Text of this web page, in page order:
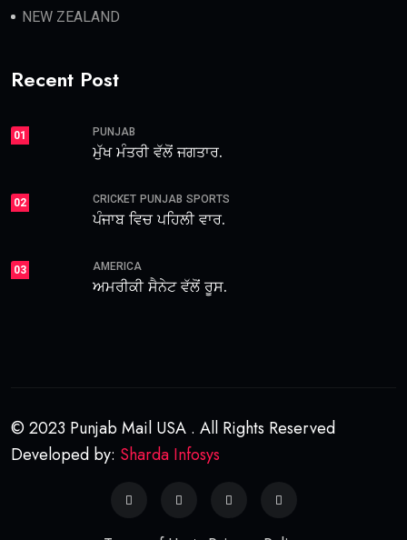
NEW ZEALAND
Recent Post
01 PUNJAB
ਮੁੱਖ ਮੰਤਰੀ ਵੱਲੋਂ ਜਗਤਾਰ.
02 CRICKET PUNJAB SPORTS
ਪੰਜਾਬ ਵਿਚ ਪਹਿਲੀ ਵਾਰ.
03 AMERICA
ਅਮਰੀਕੀ ਸੈਨੇਟ ਵੱਲੋਂ ਰੂਸ.
© 2023 Punjab Mail USA . All Rights Reserved
Developed by: Sharda Infosys